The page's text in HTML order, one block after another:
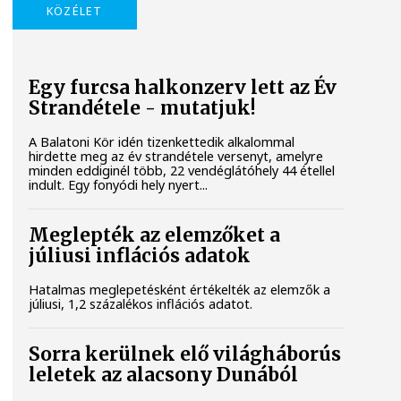
KÖZÉLET
Egy furcsa halkonzerv lett az Év
Strandétele - mutatjuk!
A Balatoni Kör idén tizenkettedik alkalommal
hirdette meg az év strandétele versenyt, amelyre
minden eddiginél több, 22 vendéglátóhely 44 étellel
indult. Egy fonyódi hely nyert...
Meglepték az elemzőket a
júliusi inflációs adatok
Hatalmas meglepetésként értékelték az elemzők a
júliusi, 1,2 százalékos inflációs adatot.
Sorra kerülnek elő világháborús
leletek az alacsony Dunából